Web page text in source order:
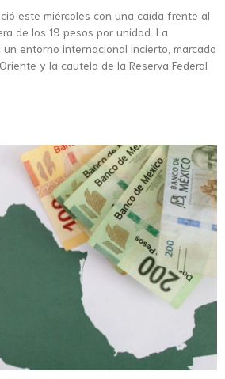
este miércoles con una caída frente al
de los 19 pesos por unidad. La
entorno internacional incierto, marcado
y la cautela de la Reserva Federal